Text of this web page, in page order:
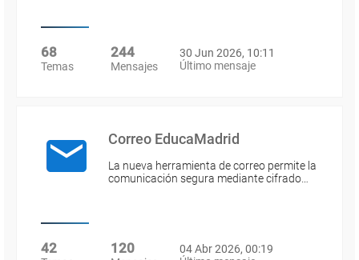
68
Temas
244
Mensajes
30 Jun 2026, 10:11
Último mensaje
Correo EducaMadrid
La nueva herramienta de correo permite la
comunicación segura mediante cifrado…
42 120
04 Abr 2026, 00:19